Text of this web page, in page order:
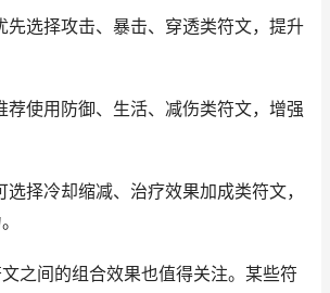
选择攻击、暴击、穿透类符文，提升
使用防御、生活、减伤类符文，增强
择冷却缩减、治疗效果加成类符文，
之间的组合效果也值得关注。某些符